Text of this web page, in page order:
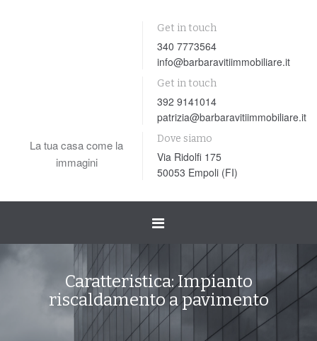
La tua casa come la
immagini
Get in touch
340 7773564
info@barbaravitiimmobiliare.it
Get in touch
392 9141014
patrizia@barbaravitiimmobiliare.it
Dove siamo
Via Ridolfi 175
50053 Empoli (FI)
Toggle
navigation
Caratteristica:Impianto
riscaldamento a pavimento